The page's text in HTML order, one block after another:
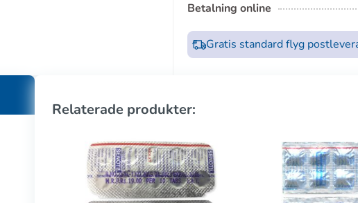
Betalning online
Gratis standard flyg
Relaterade produkter: